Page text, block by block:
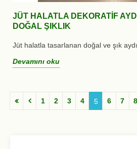
JÜT HALATLA DEKORATIF
DOĞAL ŞIKLIK
Jüt halatla tasarlanan doğal ve şık
Devamını oku
1 2 3 4 5 6 7 8